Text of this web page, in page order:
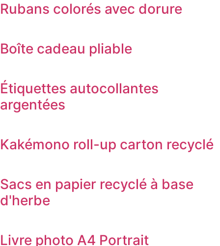
Rubans colorés avec dorure
Boîte cadeau pliable
Étiquettes autocollantes
argentées
Kakémono roll-up carton recyclé
Sacs en papier recyclé à base
d'herbe
Livre photo A4 Portrait